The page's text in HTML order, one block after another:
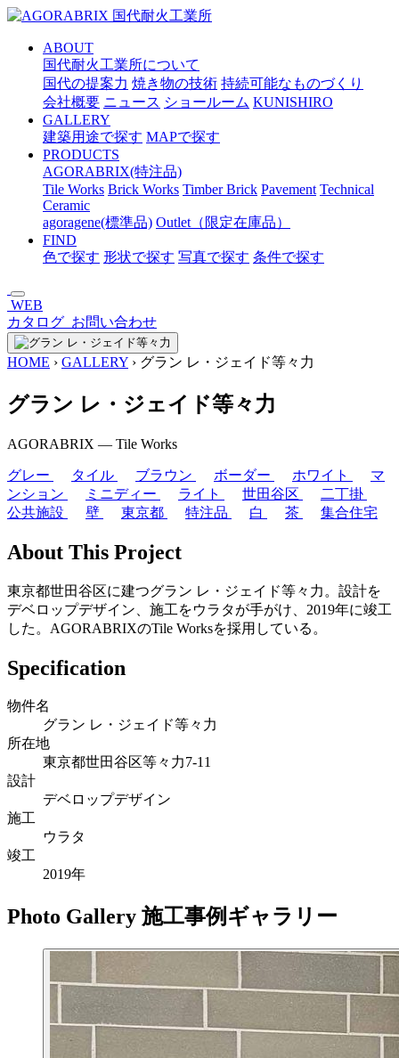
メ
ABOUT
国代耐火工業所について
国代の提案力 焼き物の技術 持続可能なものづくり
会社概要 ニュース ショールーム KUNISHIRO
GALLERY
建築用途で探す MAPで探す
PRODUCTS
AGORABRIX(特注品)
Tile Works Brick Works Timber Brick Pavement Technical
Ceramic
agoragene(標準品) Outlet（限定在庫品）
FIND
色で探す 形状で探す 写真で探す 条件で探す
WEB
カタログ お問い合わせ
HOME › GALLERY › グラン レ・ジェイド等々力
グラン レ・ジェイド等々力
AGORABRIX ― Tile Works
グレー タイル ブラウン ボーダー ホワイト
マ
ンション
ミニディー ライト 世田谷区
二丁掛
公共施設
壁 東京都 特注品 白 茶 集合住宅
About This Project
東京都世田谷区に建つグラン レ・ジェイド等々力。設計を
デベロップデザイン、施工をウラタが手がけ、2019年に竣工
した。AGORABRIXのTile Worksを採用している。
Specification
物件名
グラン レ・ジェイド等々力
所在地
東京都世田谷区等々力7-11
設計
デベロップデザイン
施工
ウラタ
竣工
2019年
Photo Gallery 施工事例ギャラリー